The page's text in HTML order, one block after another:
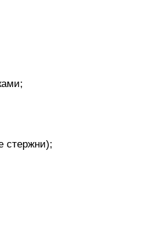
стержни);